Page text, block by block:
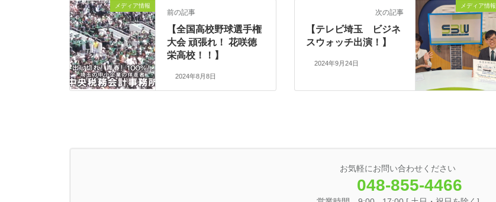
メディア情報
前の記事
【全国高校野球選手権
大会 頑張れ！ 花咲徳
栄高校！！】
2024年8月8日
メディア情報
次の記事
【テレビ埼玉 ビジネ
スウォッチ出演！】
2024年9月24日
お気軽にお問い合わせください
048-855-4466